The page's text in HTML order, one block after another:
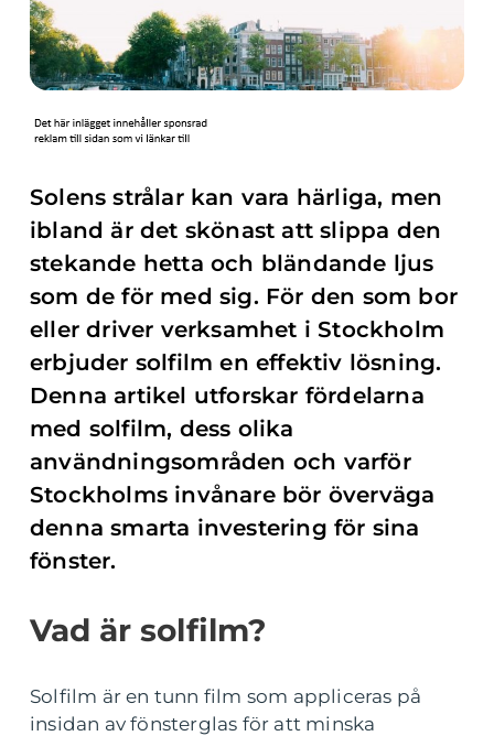
Solens strålar kan vara härliga, men
ibland är det skönast att slippa den
stekande hetta och bländande ljus
som de för med sig. För den som bor
eller driver verksamhet i Stockholm
erbjuder solfilm en effektiv lösning.
Denna artikel utforskar fördelarna
med solfilm, dess olika
användningsområden och varför
Stockholms invånare bör överväga
denna smarta investering för sina
fönster.
Vad är solfilm?
Solfilm är en tunn film som appliceras på
insidan av fönsterglas för att minska